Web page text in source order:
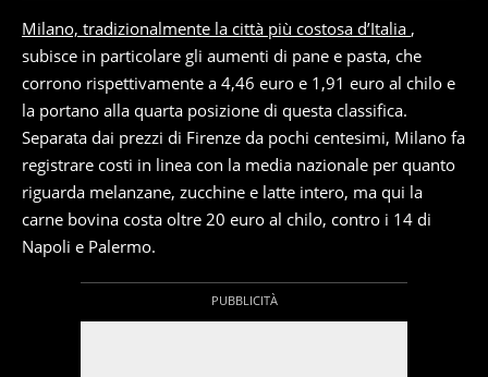
Milano, tradizionalmente la città più costosa d’Italia ,
subisce in particolare gli aumenti di pane e pasta, che
corrono rispettivamente a 4,46 euro e 1,91 euro al chilo e
la portano alla quarta posizione di questa classifica.
Separata dai prezzi di Firenze da pochi centesimi, Milano fa
registrare costi in linea con la media nazionale per quanto
riguarda melanzane, zucchine e latte intero, ma qui la
carne bovina costa oltre 20 euro al chilo, contro i 14 di
Napoli e Palermo.